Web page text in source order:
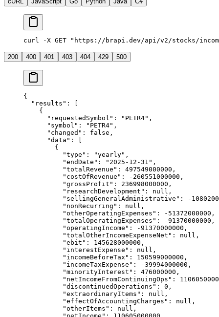
curl -X GET "https://brapi.dev/api/v2/stocks/income-
200 400 401 403 404 429 500
{
  "
results " : [
    {
      "
requestedSymbol " : " PETR4" ,
      "
symbol " : " PETR4" ,
      "
changed " : false ,
      "
data " : [
        {
          "
type " : "yearly" ,
          "
endDate " : " 2025-12-31 " ,
          "
totalRevenue " : 497549000000 ,
          "
costOfRevenue " : -260551000000 ,
          "
grossProfit " : 236998000000 ,
          "
researchDevelopment " : null ,
          "
sellingGeneralAdministrative " :
-
          "
nonRecurring " : null ,
          "
otherOperatingExpenses " : -51372000000 ,
          "
totalOperatingExpenses " : -91370000000 ,
          "
operatingIncome " : -91370000000 ,
          "
totalOtherIncomeExpenseNet " : null ,
          "
ebit " : 145628000000 ,
          "
interestExpense " : null ,
          "
incomeBeforeTax " : 150599000000 ,
          "
incomeTaxExpense " : -39994000000 ,
          "
minorityInterest " : 476000000 ,
          "
netIncomeFromContinuingOps " :
          "
discontinuedOperations " : 0 ,
          "
extraordinaryItems " : null ,
          "
effectOfAccountingCharges " : null ,
          "
otherItems " : null ,